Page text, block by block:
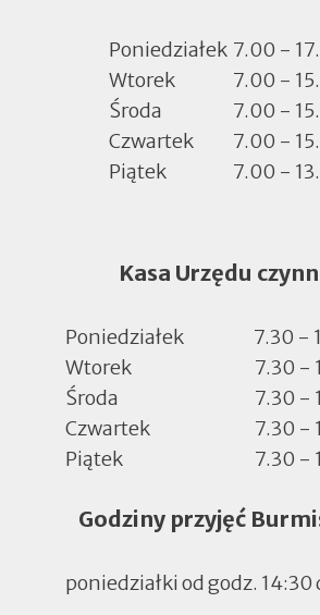
Poniedziałek 7.00 -
Wtorek
7.00 -
Środa
7.00 -
Czwartek
7.00 -
Piątek
7.00 -
Kasa Urzędu
Poniedziałek
7.30 -
Wtorek
7.30 -
Środa
7.30 -
Czwartek
7.30 -
Piątek
7.30 -
Godziny przyjęć
poniedziałki od godz. 14:30